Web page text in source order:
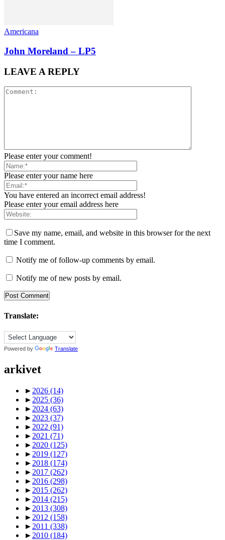
Americana
John Moreland – LP5
LEAVE A REPLY
Please enter your comment!
Please enter your name here
You have entered an incorrect email address!
Please enter your email address here
Save my name, email, and website in this browser for the next
time I comment.
Notify me of follow-up comments by email.
Notify me of new posts by email.
Translate:
Powered by Translate
arkivet
► 2026 (14)
► 2025 (36)
► 2024 (63)
► 2023 (37)
► 2022 (91)
► 2021 (71)
► 2020 (125)
► 2019 (127)
► 2018 (174)
► 2017 (262)
► 2016 (298)
► 2015 (262)
► 2014 (215)
► 2013 (308)
► 2012 (158)
► 2011 (338)
► 2010 (184)